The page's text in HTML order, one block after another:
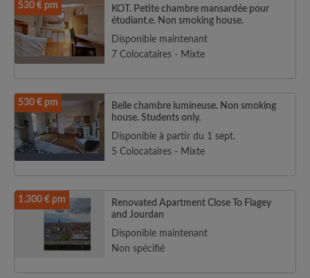
530 € pm
KOT. Petite chambre mansardée pour
étudiant.e. Non smoking house.
Disponible maintenant
7 Colocataires - Mixte
530 € pm
Belle chambre lumineuse. Non smoking
house. Students only.
Disponible à partir du 1 sept.
5 Colocataires - Mixte
1.300 € pm
Renovated Apartment Close To Flagey
and Jourdan
Disponible maintenant
Non spécifié